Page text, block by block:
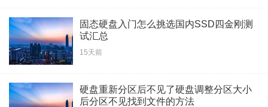
固态硬盘入门怎么挑选国内SSD四金刚测
试汇总
15天前
硬盘重新分区后不见了硬盘调整分区大小
后分区不见找到文件的方法